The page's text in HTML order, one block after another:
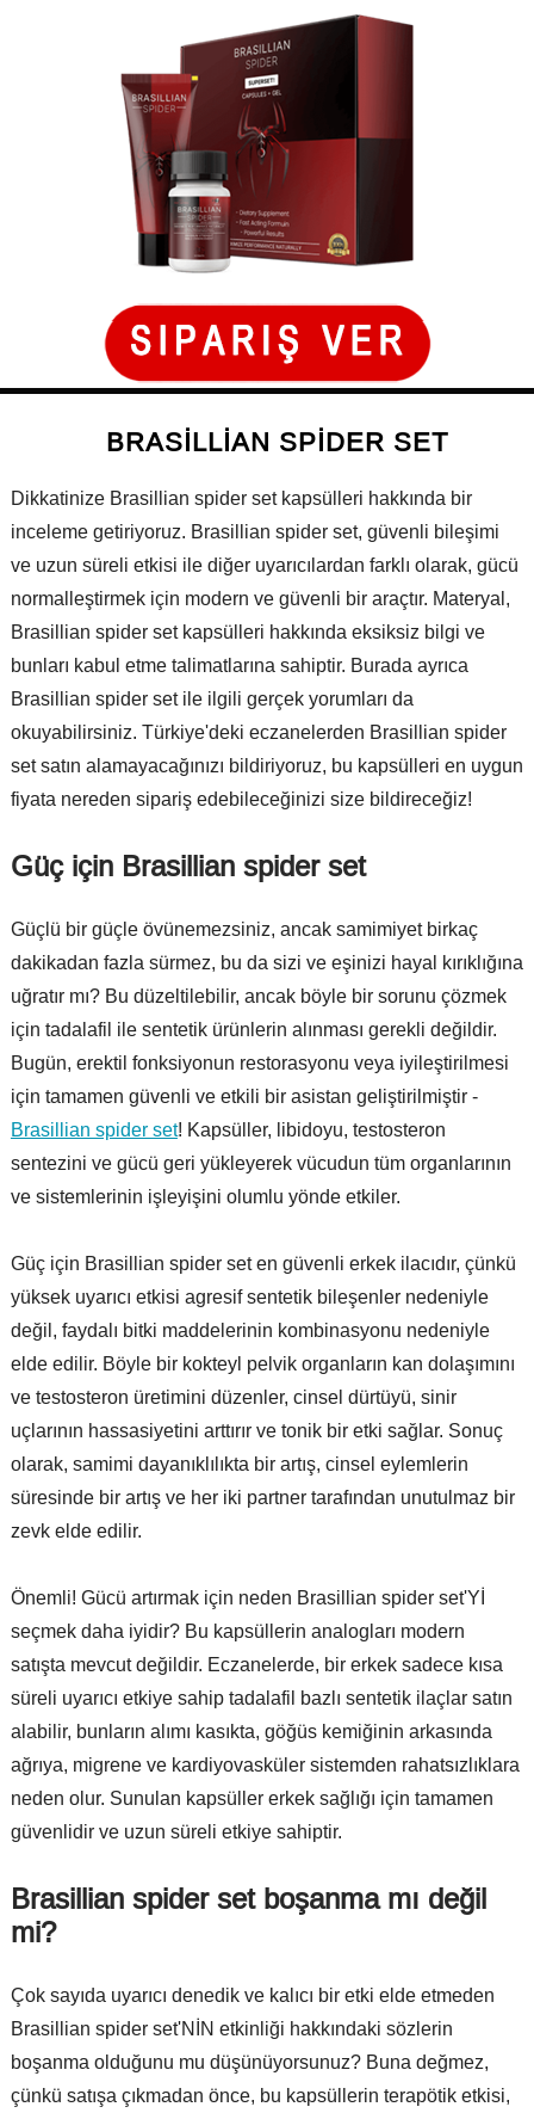
BRASILLIAN SPIDER SET
Dikkatinize Brasillian spider set kapsülleri hakkında bir
inceleme getiriyoruz. Brasillian spider set, güvenli bileşimi
ve uzun süreli etkisi ile diğer uyarıcılardan farklı olarak, gücü
normalleştirmek için modern ve güvenli bir araçtır. Materyal,
Brasillian spider set kapsülleri hakkında eksiksiz bilgi ve
bunları kabul etme talimatlarına sahiptir. Burada ayrıca
Brasillian spider set ile ilgili gerçek yorumları da
okuyabilirsiniz. Türkiye'deki eczanelerden Brasillian spider
set satın alamayacağınızı bildiriyoruz, bu kapsülleri en uygun
fiyata nereden sipariş edebileceğinizi size bildireceğiz!
Güç için Brasillian spider set
Güçlü bir güçle övünemezsiniz, ancak samimiyet birkaç
dakikadan fazla sürmez, bu da sizi ve eşinizi hayal kırıklığına
uğratır mı? Bu düzeltilebilir, ancak böyle bir sorunu çözmek
için tadalafil ile sentetik ürünlerin alınması gerekli değildir.
Bugün, erektil fonksiyonun restorasyonu veya iyileştirilmesi
için tamamen güvenli ve etkili bir asistan geliştirilmiştir -
Brasillian spider set! Kapsüller, libidoyu, testosteron
sentezini ve gücü geri yükleyerek vücudun tüm organlarının
ve sistemlerinin işleyişini olumlu yönde etkiler.
Güç için Brasillian spider set en güvenli erkek ilacıdır, çünkü
yüksek uyarıcı etkisi agresif sentetik bileşenler nedeniyle
değil, faydalı bitki maddelerinin kombinasyonu nedeniyle
elde edilir. Böyle bir kokteyl pelvik organların kan dolaşımını
ve testosteron üretimini düzenler, cinsel dürtüyü, sinir
uçlarının hassasiyetini arttırır ve tonik bir etki sağlar. Sonuç
olarak, samimi dayanıklılıkta bir artış, cinsel eylemlerin
süresinde bir artış ve her iki partner tarafından unutulmaz bir
zevk elde edilir.
Önemli! Gücü artırmak için neden Brasillian spider set'Yİ
seçmek daha iyidir? Bu kapsüllerin analogları modern
satışta mevcut değildir. Eczanelerde, bir erkek sadece kısa
süreli uyarıcı etkiye sahip tadalafil bazlı sentetik ilaçlar satın
alabilir, bunların alımı kasıkta, göğüs kemiğinin arkasında
ağrıya, migrene ve kardiyovasküler sistemden rahatsızlıklara
neden olur. Sunulan kapsüller erkek sağlığı için tamamen
güvenlidir ve uzun süreli etkiye sahiptir.
Brasillian spider set boşanma mı değil
mi?
Çok sayıda uyarıcı denedik ve kalıcı bir etki elde etmeden
Brasillian spider set'NİN etkinliği hakkındaki sözlerin
boşanma olduğunu mu düşünüyorsunuz? Buna değmez,
çünkü satışa çıkmadan önce, bu kapsüllerin terapötik etkisi,